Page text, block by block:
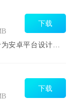
智能通知管理工具，其核心
下载
下载